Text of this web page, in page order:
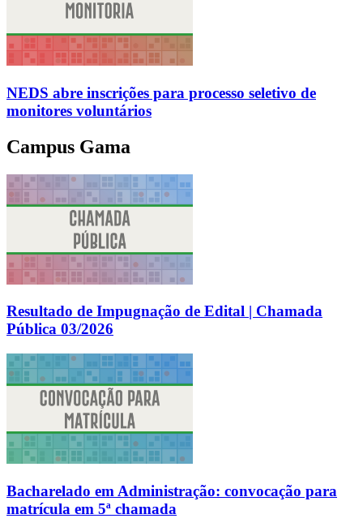
NEDS abre inscrições para processo seletivo de
monitores voluntários
Campus Gama
Resultado de Impugnação de Edital | Chamada
Pública 03/2026
Bacharelado em Administração: convocação para
matrícula em 5ª chamada